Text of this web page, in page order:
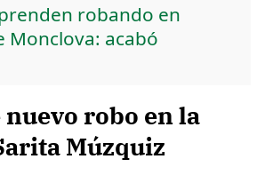
robando en
Monclova: acabó
robo en la
Múzquiz